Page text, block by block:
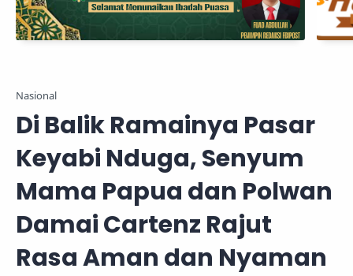
Nasional
Di Balik Ramainya Pasar
Keyabi Nduga, Senyum
Mama Papua dan Polwan
Damai Cartenz Rajut
Rasa Aman dan Nyaman